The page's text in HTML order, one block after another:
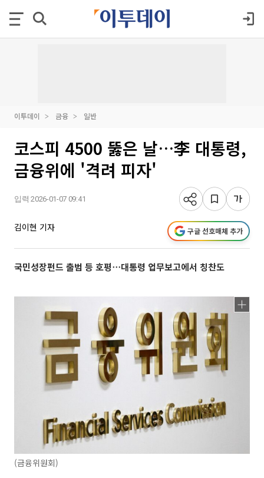
이투데이 금융 일반
코스피 4500 뚫은 날…李 대통령,
금융위에 '격려 피자'
입력 2026-01-07 09:41
김이현 기자 구글 선호매체 추가
국민성장펀드 출범 등 호평⋯대통령 업무보고에서 칭찬도
(금융위원회)